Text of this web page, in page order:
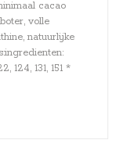
cacao
volle
natuurlijke
124, 131, 151 *